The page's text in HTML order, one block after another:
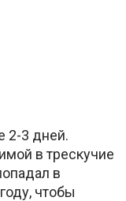
2-3 дней.
в трескучие
в
чтобы